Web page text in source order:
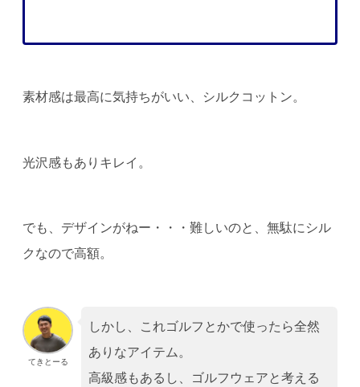
素材感は最高に気持ちがいい、シルクコットン。
光沢感もありキレイ。
でも、デザインがねー・・・難しいのと、無駄にシル
クなので高額。
てきとーる
しかし、これゴルフとかで使ったら全然
ありなアイテム。
高級感もあるし、ゴルフウェアと考える